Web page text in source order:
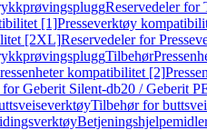
Reservedeler
[1]Presseverktøy
[2XL]Reservedeler for
Tilbehør
kompatibilitet [2]
Geberit Silent-db20 / Geberit
Tilbehør for